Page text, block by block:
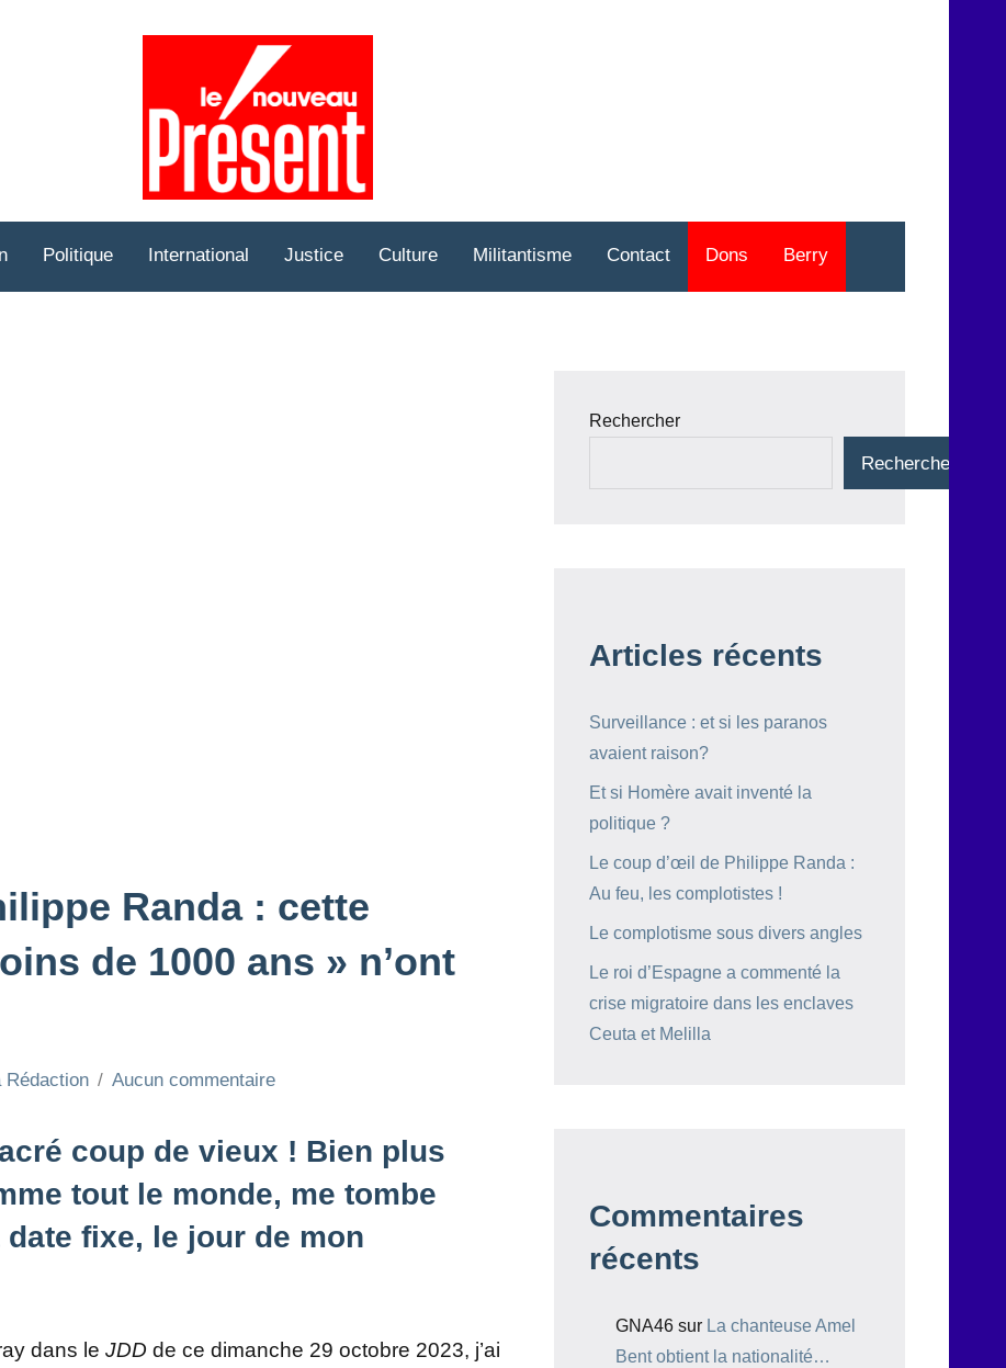
Politique International Justice Culture Militantisme Contact Dons Berry
Randa : cette
de 1000 ans » n’ont
Rédaction Aucun commentaire
coup de vieux ! Bien plus
tout le monde, me tombe
fixe, le jour de mon
dans le JDD de ce dimanche 29 octobre 2023, j’ai
Rechercher
Rechercher
Articles récents
Surveillance : et si les paranos
avaient raison?
Et si Homère avait inventé la
politique ?
Le coup d’œil de Philippe Randa :
Au feu, les complotistes !
Le complotisme sous divers angles
Le roi d’Espagne a commenté la
crise migratoire dans les enclaves
Ceuta et Melilla
Commentaires
récents
GNA46 sur La chanteuse Amel
Bent obtient la nationalité…